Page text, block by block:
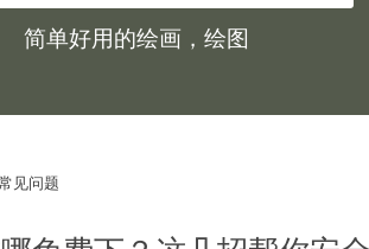
简单好用的绘画，绘图
见问题